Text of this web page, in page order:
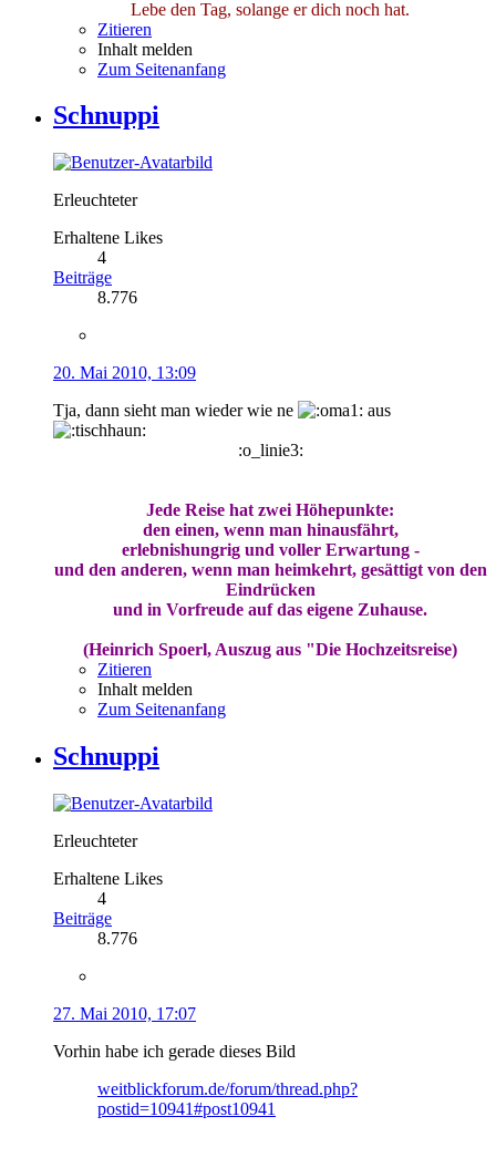
Lebe den Tag, solange er dich noch hat.
Zitieren
Inhalt melden
Zum Seitenanfang
Schnuppi
Erleuchteter
Erhaltene Likes
4
Beiträge
8.776
20. Mai 2010, 13:09
Tja, dann sieht man wieder wie ne
aus
:o_linie3:
Jede Reise hat zwei Höhepunkte:
den einen, wenn man hinausfährt,
erlebnishungrig und voller Erwartung -
und den anderen, wenn man heimkehrt, gesättigt von den
Eindrücken
und in Vorfreude auf das eigene Zuhause.
(Heinrich Spoerl, Auszug aus "Die Hochzeitsreise)
Zitieren
Inhalt melden
Zum Seitenanfang
Schnuppi
Erleuchteter
Erhaltene Likes
4
Beiträge
8.776
27. Mai 2010, 17:07
Vorhin habe ich gerade dieses Bild
weitblickforum.de/forum/thread.php?
postid=10941#post10941